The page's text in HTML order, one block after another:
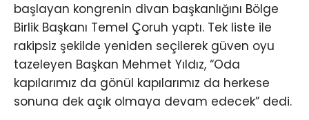
başlayan kongrenin divan başkanlığını Bölge
Birlik Başkanı Temel Çoruh yaptı. Tek liste ile
rakipsiz şekilde yeniden seçilerek güven oyu
tazeleyen Başkan Mehmet Yıldız, “Oda
kapılarımız da gönül kapılarımız da herkese
sonuna dek açık olmaya devam edecek” dedi.